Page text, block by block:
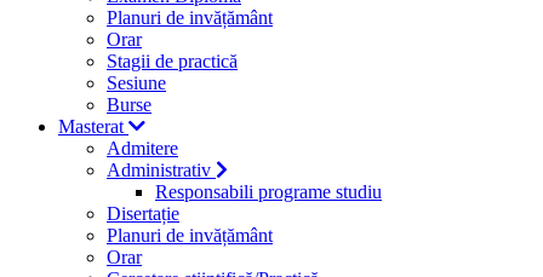
Planuri de invățământ
Orar
Stagii de practică
Sesiune
Burse
Masterat
Admitere
Administrativ
Responsabili programe studiu
Disertație
Planuri de invățământ
Orar